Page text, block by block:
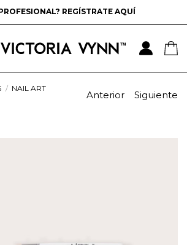
REGÍSTRATE AQUÍ
NAIL ART
Anterior Siguiente